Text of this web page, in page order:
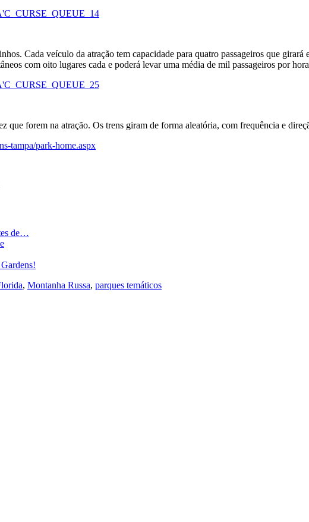
Cada veículo da atração tem capacidade para quatro passageiros que
com oito lugares cada e poderá levar uma média de mil passageiros por
que forem na atração. Os trens giram de forma aleatória, com frequência e
tampa/park-home.aspx
de…
, Montanha Russa, parques temáticos